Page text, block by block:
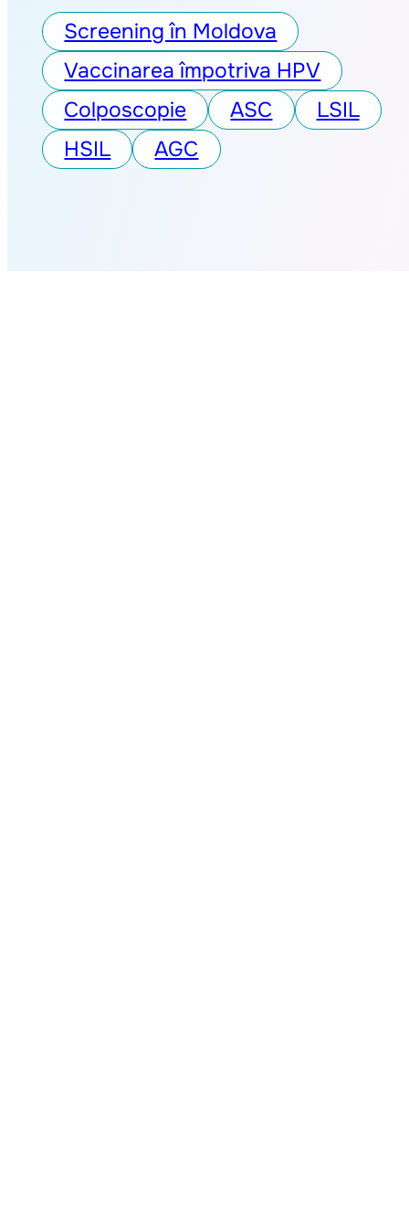
Screening în Moldova
Vaccinarea împotriva HPV
Colposcopie
ASC
LSIL
HSIL
AGC